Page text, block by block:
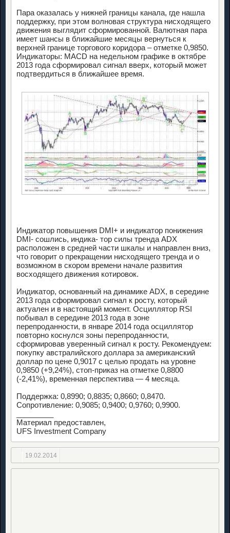
Пара оказалась у нижней границы канала, где нашла
поддержку, при этом волновая структура нисходящего
движения выглядит сформированной. Валютная пара
имеет шансы в ближайшие месяцы вернуться к
верхней границе торгового коридора – отметке 0,9850.
Индикаторы: MACD на недельном графике в октябре
2013 года сформировал сигнал вверх, который может
подтвердиться в ближайшее время.
Индикатор повышения DMI+ и индикатор понижения
DMI- сошлись, индика- тор силы тренда ADX
расположен в средней части шкалы и направлен вниз,
что говорит о прекращении нисходящего тренда и о
возможном в скором времени начале развития
восходящего движения котировок.
Индикатор, основанный на динамике ADX, в середине
2013 года сформировал сигнал к росту, который
актуален и в настоящий момент. Осциллятор RSI
побывал в середине 2013 года в зоне
перепроданности, в январе 2014 года осциллятор
повторно коснулся зоны перепроданности,
сформировав уверенный сигнал к росту. Рекомендуем:
покупку австралийского доллара за американский
доллар по цене 0,9017 с целью продать на уровне
0,9850 (+9,24%), стоп-приказ на отметке 0,8800
(-2,41%), временная перспектива — 4 месяца.
Поддержка: 0,8990; 0,8835; 0,8660; 0,8470.
Сопротивление: 0,9085; 0,9400; 0,9760; 0,9900.
Материал предоставлен,
UFS Investment Company
19.02.2014